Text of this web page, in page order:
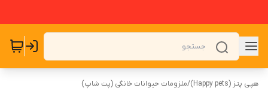
هپی پتز (Happy pets) /ملزومات حیوانات خانگی (پت شاپ)